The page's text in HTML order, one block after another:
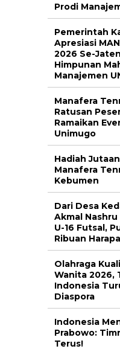
Prodi
Pemerintah
Apresiasi
2026 Se-
Himpunan
Manajemen
Manafera
Ratusan
Ramaikan
Unimugo
Hadiah
Manafera
Kebumen
Dari Desa
Akmal
U-16 Futsal,
Ribuan
Olahraga
Wanita 2026,
Indonesia
Diaspora
Indonesia
Prabowo:
Terus!